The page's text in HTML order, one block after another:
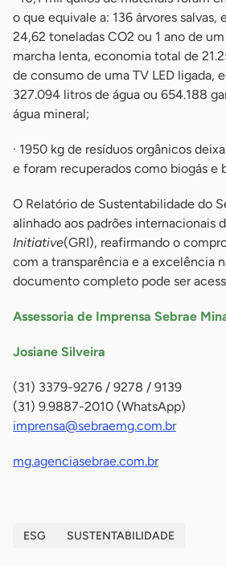
o que equivale a: 136 árvores
24,62 toneladas CO2 ou 1 ano de
marcha lenta, economia total de
de consumo de uma TV LED ligada,
327.094 litros de água ou 654.188
água mineral;
· 1950 kg de resíduos orgânicos
e foram recuperados como biogás e
O Relatório de Sustentabilidade do
alinhado aos padrões internacionais
Initiative(GRI), reafirmando o
com a transparência e a excelência
documento completo pode ser
Assessoria de Imprensa Sebrae
Josiane Silveira
(31) 3379-9276 / 9278 / 9139
(31) 9.9887-2010 (WhatsApp)
imprensa@sebraemg.com.br
mg.agenciasebrae.com.br
ESG SUSTENTABILIDADE